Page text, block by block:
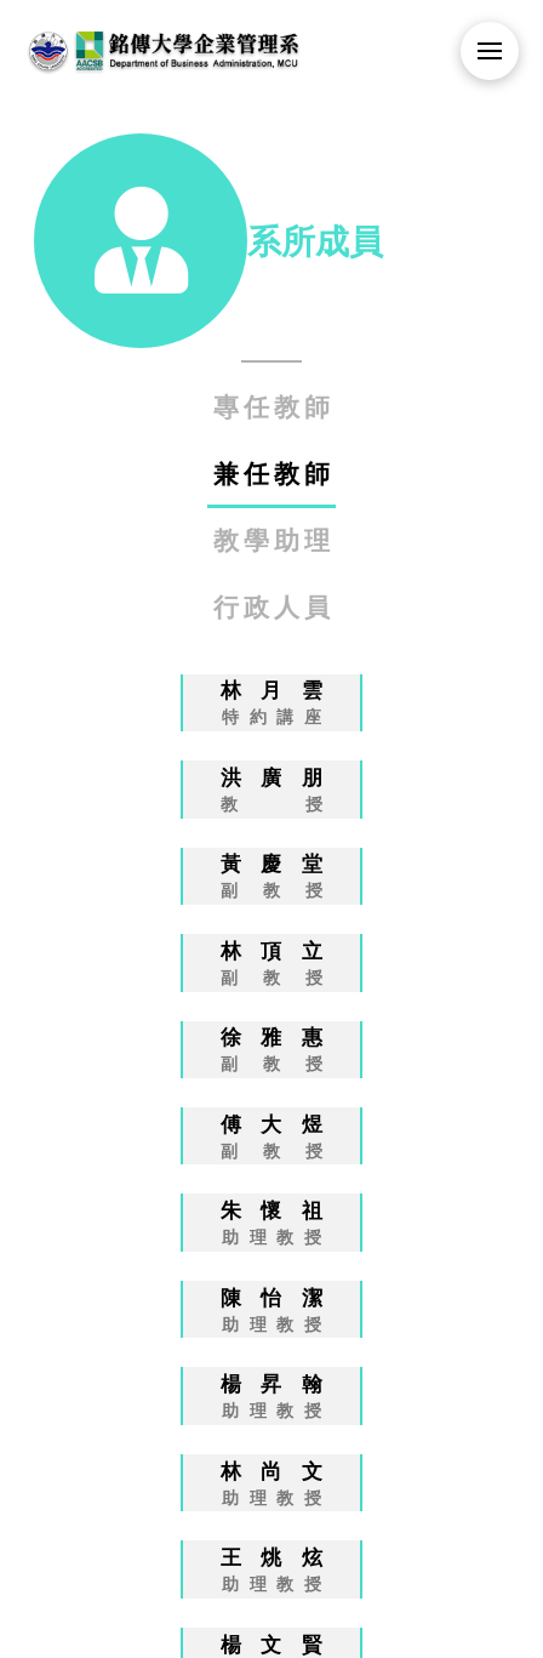
系所成員
專任教師
兼任教師
教學助理
行政人員
林月雲
特約講座
洪廣朋
教授
黃慶堂
副教授
林頂立
副教授
徐雅惠
副教授
傅大煜
副教授
朱懷祖
助理教授
陳怡潔
助理教授
楊昇翰
助理教授
林尚文
助理教授
王烑炫
助理教授
楊文賢